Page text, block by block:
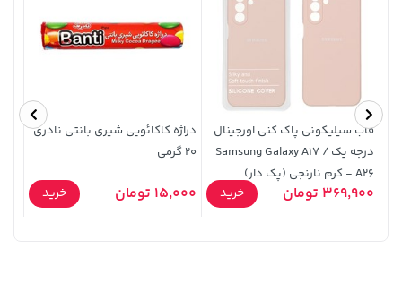
67,080,000 تومان خرید 1,109,000 تومان خرید
قاب سیلیکونی پاک کنی اورجینال
درجه یک Samsung Galaxy A17 /
A26 - کرم نارنجی (پک دار)
369,900 تومان خرید
دراژه کاکائویی شیری بانتی نادری
20 گرمی
15,000 تومان خرید